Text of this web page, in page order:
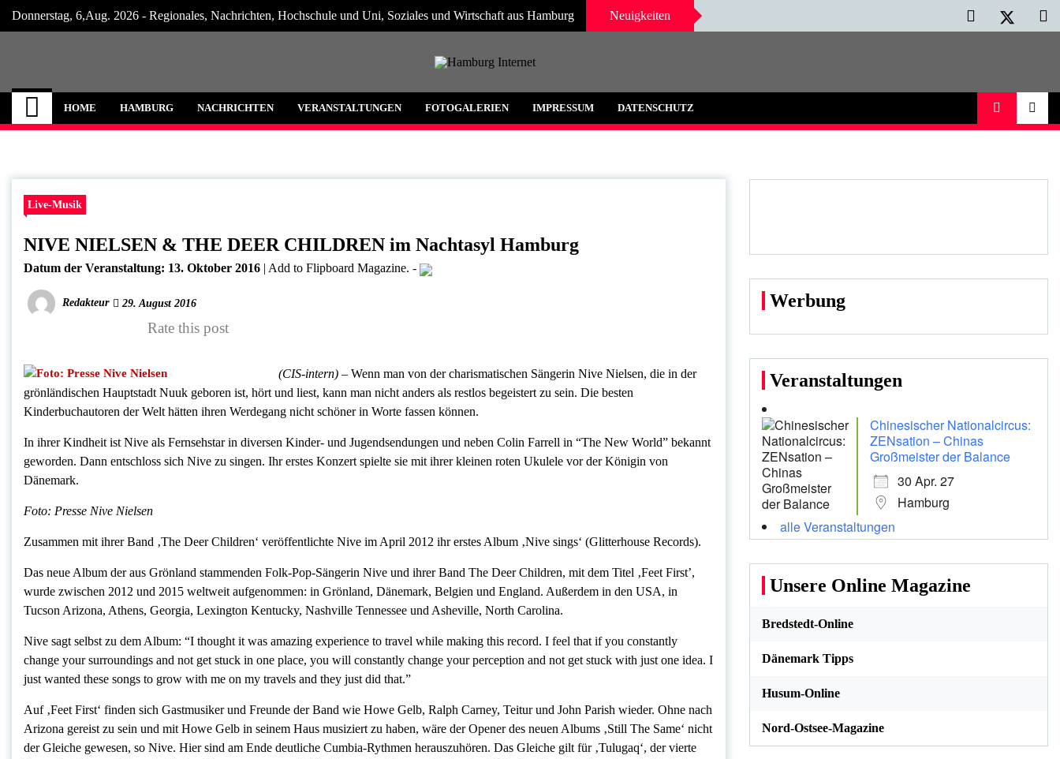
Skip
Donnerstag, 6,Aug. 2026 - Regionales, Nachrichten, Hochschule und Uni, Soziales und Wirtschaft aus Hamburg Neuigkeiten
Hamburg Internet
Neuigkeiten und Nachrichten aus Hamburg und Umgebung
HOME HAMBURG NACHRICHTEN VERANSTALTUNGEN FOTOGALERIEN IMPRESSUM DATENSCHUTZ
Live-Musik
NIVE NIELSEN & THE DEER CHILDREN im Nachtasyl Hamburg
Datum der Veranstaltung: 13. Oktober 2016 | Add to Flipboard Magazine. -
Redakteur 29. August 2016
Rate this post
(CIS-intern) – Wenn man von der charismatischen Sängerin Nive Nielsen, die in der
grönländischen Hauptstadt Nuuk geboren ist, hört und liest, kann man nicht anders als restlos begeistert zu sein. Die besten
Kinderbuchautoren der Welt hätten ihren Werdegang nicht schöner in Worte fassen können.
In ihrer Kindheit ist Nive als Fernsehstar in diversen Kinder- und Jugendsendungen und neben Colin Farrell in “The New World” bekannt
geworden. Dann entschloss sich Nive zu singen. Ihr erstes Konzert spielte sie mit ihrer kleinen roten Ukulele vor der Königin von
Dänemark.
Foto: Presse Nive Nielsen
Zusammen mit ihrer Band ‚The Deer Children‘ veröffentlichte Nive im April 2012 ihr erstes Album ‚Nive sings‘ (Glitterhouse Records).
Das neue Album der aus Grönland stammenden Folk-Pop-Sängerin Nive und ihrer Band The Deer Children, mit dem Titel ‚Feet First’,
wurde zwischen 2012 und 2015 weltweit aufgenommen: in Grönland, Dänemark, Belgien und England. Außerdem in den USA, in
Tucson Arizona, Athens, Georgia, Lexington Kentucky, Nashville Tennessee und Asheville, North Carolina.
Nive sagt selbst zu dem Album: “I thought it was amazing experience to travel while making this record. I feel that if you constantly
change your surroundings and not get stuck in one place, you will constantly change your perception and not get stuck with just one idea. I
just wanted these songs to grow with me on my travels and they just did that.”
Auf ‚Feet First‘ finden sich Gastmusiker und Freunde der Band wie Howe Gelb, Ralph Carney, Teitur und John Parish wieder. Ohne nach
Arizona gereist zu sein und mit Howe Gelb in seinem Haus musiziert zu haben, wäre der Opener des neuen Albums ‚Still The Same‘ nicht
der Gleiche gewesen, so Nive. Hier sind am Ende deutliche Cumbia-Rythmen herauszuhören. Das Gleiche gilt für ‚Tulugaq‘, der vierte
Werbung
Veranstaltungen
Chinesischer Nationalcircus:
ZENsation – Chinas
Großmeister der Balance
30 Apr. 27
Hamburg
alle Veranstaltungen
Unsere Online Magazine
Bredstedt-Online
Dänemark Tipps
Husum-Online
Nord-Ostsee-Magazine